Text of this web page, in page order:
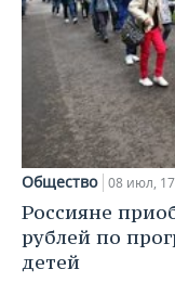
Общество 08 июл,
Россияне
рублей по
детей